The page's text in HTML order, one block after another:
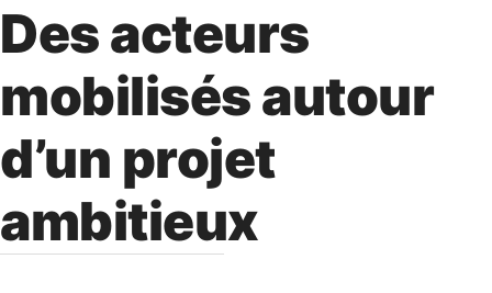
Des acteurs
mobilisés autour
d’un projet
ambitieux